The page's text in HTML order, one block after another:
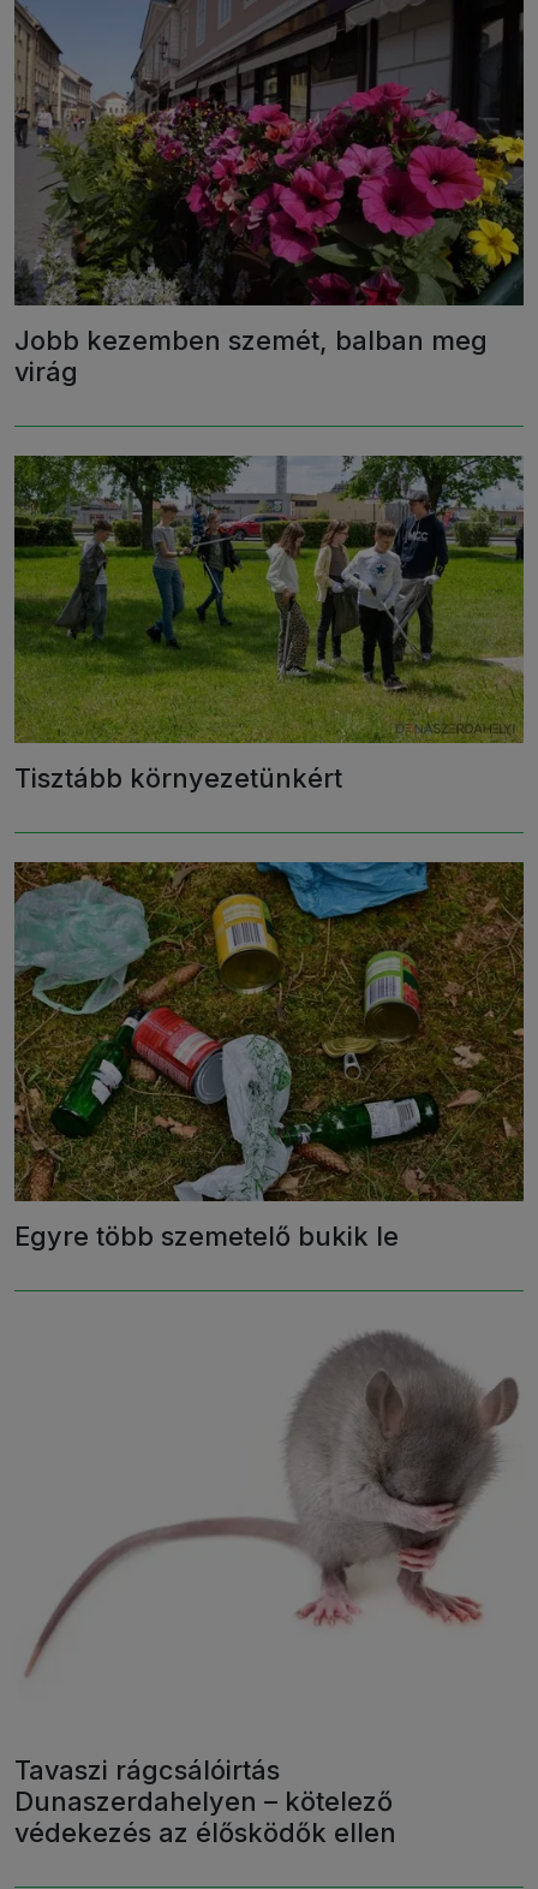
Jobb kezemben szemét, balban meg
virág
Tisztább környezetünkért
Egyre több szemetelő bukik le
Tavaszi rágcsálóirtás
Dunaszerdahelyen – kötelező
védekezés az élősködők ellen